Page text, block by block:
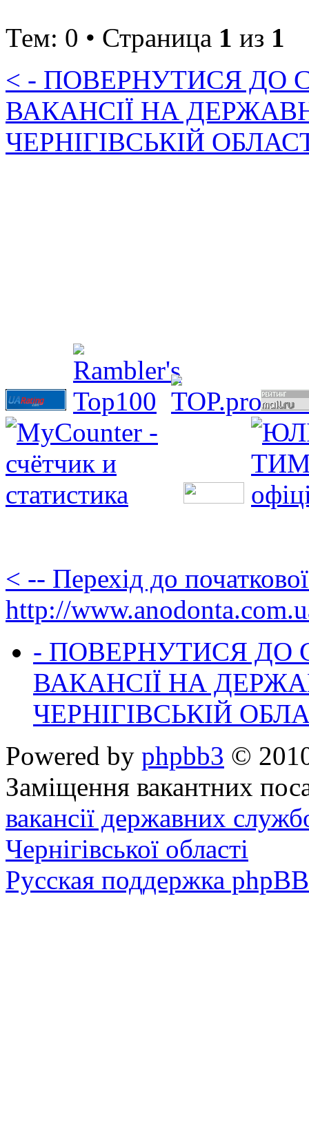
Тем: 0 • Страница 1 из 1
< - ПОВЕРНУТИСЯ ДО
ВАКАНСІЇ НА
ЧЕРНІГІВСЬКІЙ
< -- Перехід до
http://
- ПОВЕРНУТИСЯ ДО
ВАКАНСІЇ НА
ЧЕРНІГІВСЬКІЙ
Powered by phpbb3 ©
Заміщення вакантних
вакансії державних
Чернігівської області
Русская поддержка phpBB